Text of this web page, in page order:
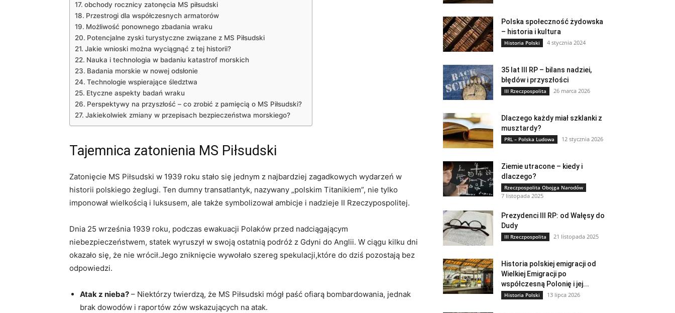
obchody rocznicy zatonęcia MS piłsudski
Przestrogi dla współczesnych armatorów
Możliwość ponownego zbadania wraku
Potencjalne zyski turystyczne związane z MS Piłsudski
Jakie wnioski można wyciągnąć z tej historii?
Nauka i technologia w badaniu katastrof morskich
Badania morskie w nowej odsłonie
Technologie wspierające śledztwa
Etyczne aspekty badań wraku
Perspektywy na przyszłość – co zrobić z pamięcią o MS Piłsudski?
Jakiekolwiek zmiany w przepisach bezpieczeństwa morskiego?
Tajemnica zatonienia MS Piłsudski
Zatonięcie MS Piłsudski w 1939 roku stało się jednym z najbardziej zagadkowych wydarzeń w
historii polskiego żeglugi. Ten dumny transatlantyk, nazywany „polskim Titanikiem”, nie tylko
imponował wielkością i luksusem, ale także symbolizował ambicje i nadzieje II Rzeczypospolitej.
Dnia 25 września 1939 roku, podczas ewakuacji Polaków przed nadciągającym
niebezpieczeństwem, statek wyruszył w swoją ostatnią podróż z Gdyni do Anglii. W ciągu kilku dni
okazało się, że nie wrócił.Jego zniknięcie wywołało szereg spekulacji,które do dziś pozostają bez
odpowiedzi.
Atak z nieba? – Niektórzy twierdzą, że MS Piłsudski mógł paść ofiarą bombardowania, jednak
brak dowodów i raportów zów wskazujących na atak.
Polska społeczność żydowska
– historia i kultura
Historia Polski 4 stycznia 2024
35 lat III RP – bilans nadziei,
błędów i przyszłości
III Rzeczpospolita 26 marca 2026
Dlaczego każdy miał szklanki z
musztardy?
PRL – Polska Ludowa 12 stycznia 2026
Ziemie utracone – kiedy i
dlaczego?
Rzeczpospolita Obojga Narodów
7 listopada 2025
Prezydenci III RP: od Wałęsy do
Dudy
III Rzeczpospolita 21 listopada 2025
Historia polskiej emigracji od
Wielkiej Emigracji po
współczesną Polonię i jej...
Historia Polski 13 lipca 2026